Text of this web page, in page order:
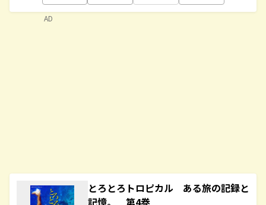
とろとろトロピカル ある旅の記録と
記憶。 第4巻
AD